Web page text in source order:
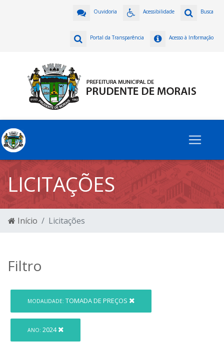
Busca
Acessibilidade
Ouvidoria
Acesso à Informação
Portal da Transparência
LICITAÇÕES
Início Licitações
Filtro
MODALIDADE: TOMADA DE PREÇOS
ANO: 2024